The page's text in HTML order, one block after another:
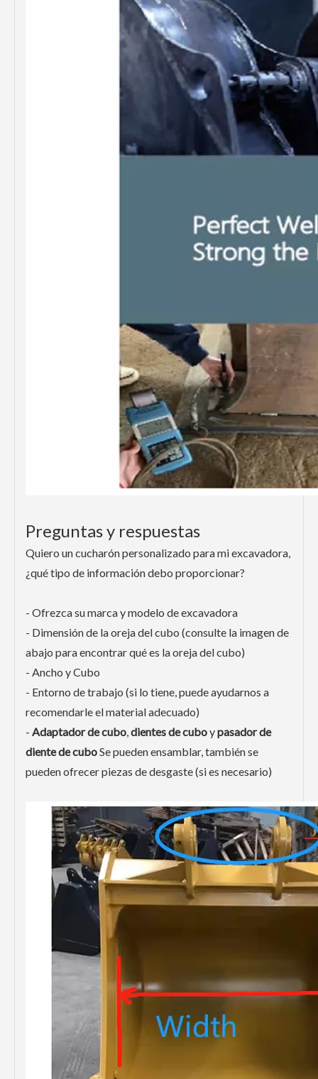
Preguntas y respuestas
Quiero un cucharón personalizado para mi excavadora,
¿qué tipo de información debo proporcionar?
- Ofrezca su marca y modelo de excavadora
- Dimensión de la oreja del cubo (consulte la imagen de
abajo para encontrar qué es la oreja del cubo)
- Ancho y Cubo
- Entorno de trabajo (si lo tiene, puede ayudarnos a
recomendarle el material adecuado)
- Adaptador de cubo dientes de cuboypasador de
diente de cuboSe pueden ensamblar, también se
pueden ofrecer piezas de desgaste (si es necesario)